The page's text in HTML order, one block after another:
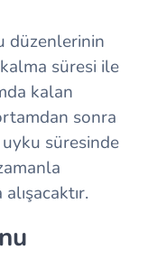
düzenlerinin
süresi ile
kalan
sonra
süresinde